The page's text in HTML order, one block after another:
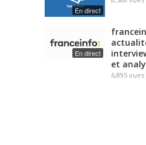
En direct
En direct
et
6,895 vues